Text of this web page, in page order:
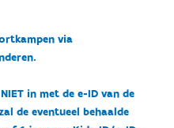
via
in met de e-ID van de
de eventueel behaalde